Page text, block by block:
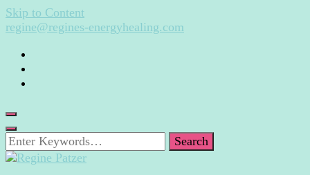
Skip to Content
regine@regines-energyhealing.com
Looking
for
Something?